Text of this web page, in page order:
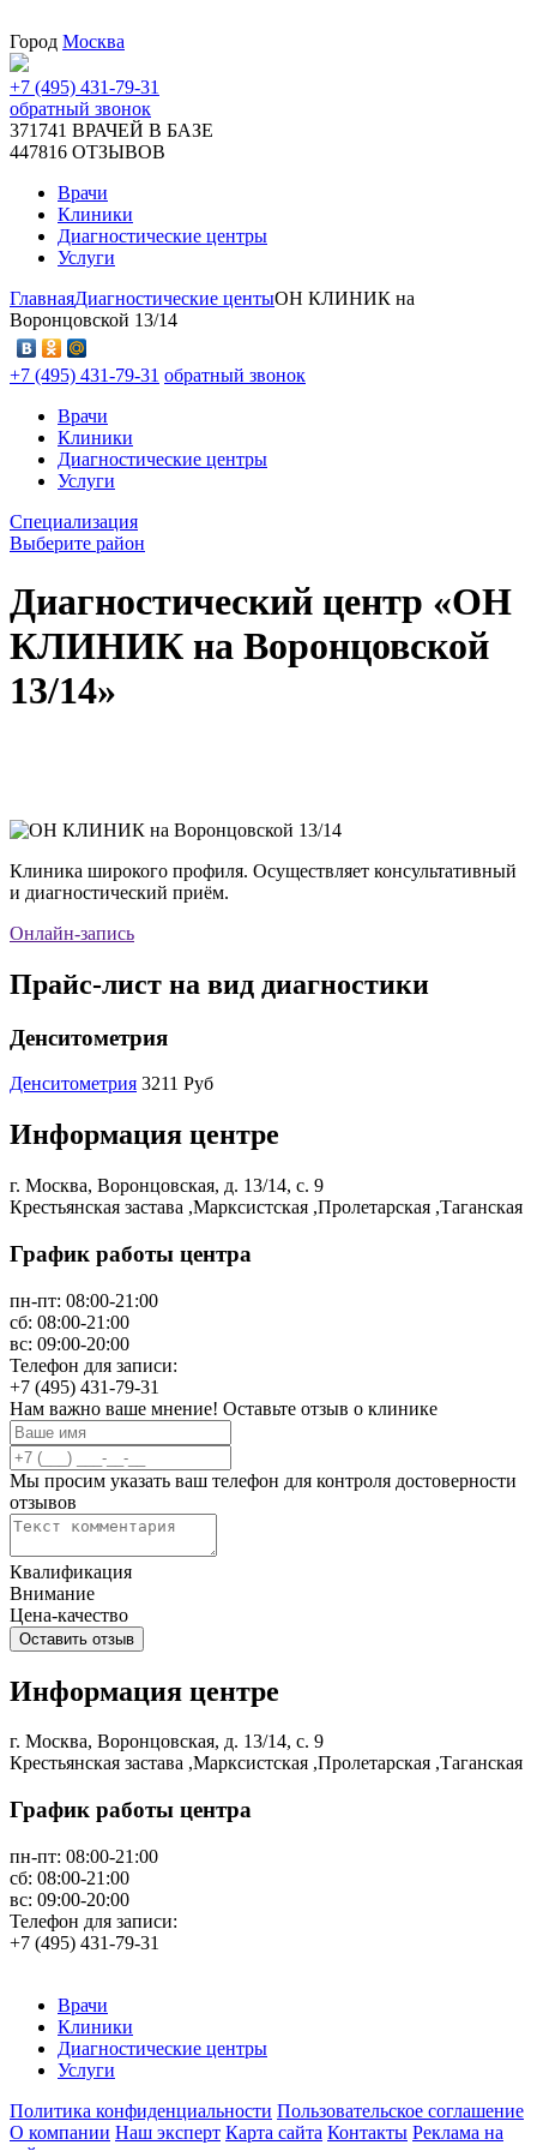
Город Москва
+7 (495) 431-79-31
обратный звонок
371741 ВРАЧЕЙ В БАЗЕ
447816 ОТЗЫВОВ
Врачи
Клиники
Диагностические центры
Услуги
ГлавнаяДиагностические центыОН КЛИНИК на
Воронцовской 13/14
+7 (495) 431-79-31 обратный звонок
Врачи
Клиники
Диагностические центры
Услуги
Специализация
Выберите район
Диагностический центр «ОН
КЛИНИК на Воронцовской
13/14»
Клиника широкого профиля. Осуществляет консультативный
и диагностический приём.
Онлайн-запись
Прайс-лист на вид диагностики
Денситометрия
Денситометрия 3211 Руб
Информация центре
г. Москва, Воронцовская, д. 13/14, с. 9
Крестьянская застава ,Марксистская ,Пролетарская ,Таганская
График работы центра
пн-пт: 08:00-21:00
сб: 08:00-21:00
вс: 09:00-20:00
Телефон для записи:
+7 (495) 431-79-31
Нам важно ваше мнение! Оставьте отзыв о клинике
Мы просим указать ваш телефон для контроля достоверности
отзывов
Квалификация
Внимание
Цена-качество
Информация центре
г. Москва, Воронцовская, д. 13/14, с. 9
Крестьянская застава ,Марксистская ,Пролетарская ,Таганская
График работы центра
пн-пт: 08:00-21:00
сб: 08:00-21:00
вс: 09:00-20:00
Телефон для записи:
+7 (495) 431-79-31
Врачи
Клиники
Диагностические центры
Услуги
Политика конфиденциальности Пользовательское соглашение
О компании Наш эксперт Карта сайта Контакты Реклама на